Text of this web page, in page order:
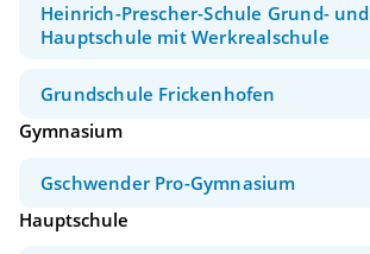
Heinrich-Prescher-Schule Grund- und
Hauptschule mit Werkrealschule
Grundschule Frickenhofen
Gymnasium
Gschwender Pro-Gymnasium
Hauptschule